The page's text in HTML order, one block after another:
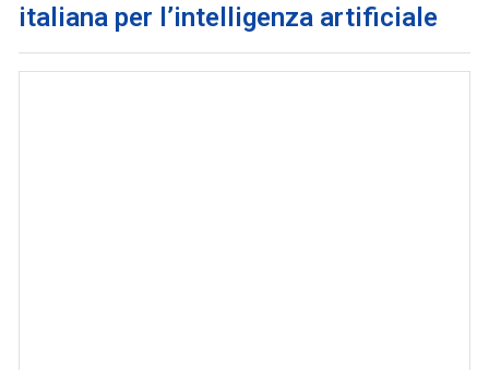
italiana per l’intelligenza artificiale